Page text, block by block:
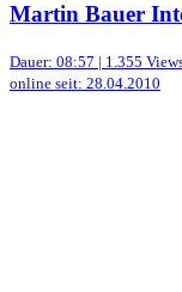
Martin Bauer
Dauer: 08:57 | 1.355
online seit: 28.04.2010